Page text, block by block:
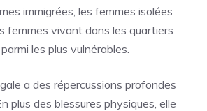
immigrées, les femmes isolées
femmes vivant dans les quartiers
les plus vulnérables.
a des répercussions profondes
plus des blessures physiques, elle